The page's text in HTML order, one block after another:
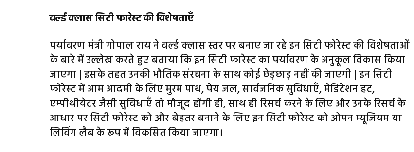
वर्ल्ड क्लास सिटी फारेस्ट की विशेषताएँ
पर्यावरण मंत्री गोपाल राय ने वर्ल्ड क्लास स्तर पर बनाए जा रहे इन सिटी फोरेस्ट की विशेषताओं
के बारे में उल्लेख करते हुए बताया कि इन सिटी फारेस्ट का पर्यावरण के अनुकूल विकास किया
जाएगा | इसके तहत उनकी भौतिक संरचना के साथ कोई छेड़छाड़ नहीं की जाएगी | इन सिटी
फोरेस्ट में आम आदमी के लिए मुरम पाथ, पेय जल, सार्वजनिक सुविधाएँ, मेडिटेशन हट,
एम्पीथीयेटर जैसी सुविधाएँ तो मौजूद होंगी ही, साथ ही रिसर्च करने के लिए और उनके रिसर्च के
आधार पर सिटी फोरेस्ट को और बेहतर बनाने के लिए इन सिटी फोरेस्ट को ओपन म्यूजियम या
लिविंग लैब के रूप में विकसित किया जाएगा।